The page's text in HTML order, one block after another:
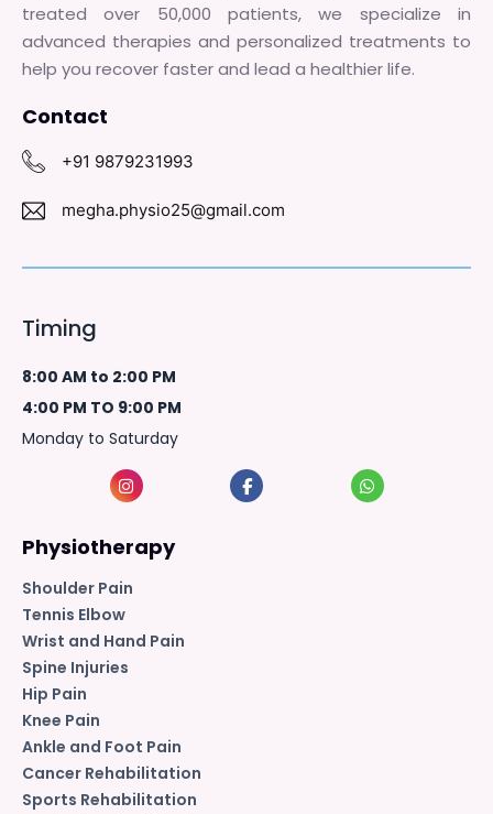
treated over 50,000 patients, we specialize in
advanced therapies and personalized treatments to
help you recover faster and lead a healthier life.
Contact
+91 9879231993
megha.physio25@gmail.com
Timing
8:00 AM to 2:00 PM
4:00 PM TO 9:00 PM
Monday to Saturday
Physiotherapy
Shoulder Pain
Tennis Elbow
Wrist and Hand Pain
Spine Injuries
Hip Pain
Knee Pain
Ankle and Foot Pain
Cancer Rehabilitation
Sports Rehabilitation